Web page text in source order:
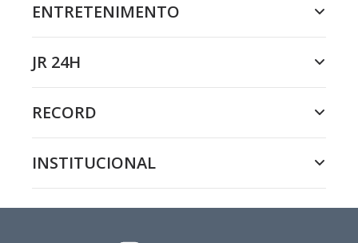
ENTRETENIMENTO
JR 24H
RECORD
INSTITUCIONAL